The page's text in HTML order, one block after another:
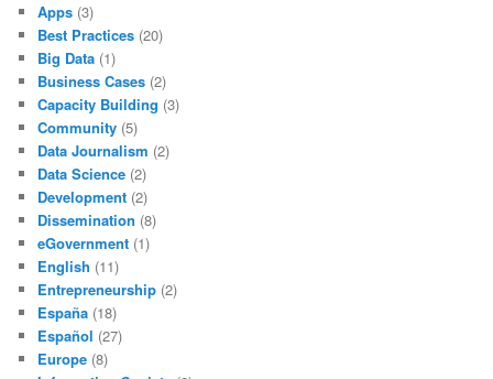
Apps (3)
Best Practices (20)
Big Data (1)
Business Cases (2)
Capacity Building (3)
Community (5)
Data Journalism (2)
Data Science (2)
Development (2)
Dissemination (8)
eGovernment (1)
English (11)
Entrepreneurship (2)
España (18)
Español (27)
Europe (8)